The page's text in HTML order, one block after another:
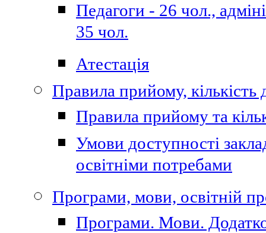
Педагоги - 26 чол.,
35 чол.
Атестація
Правила прийому, кількість
Правила прийому та
Умови доступності
освітніми потребами
Програми, мови, освітній
Програми. Мови.